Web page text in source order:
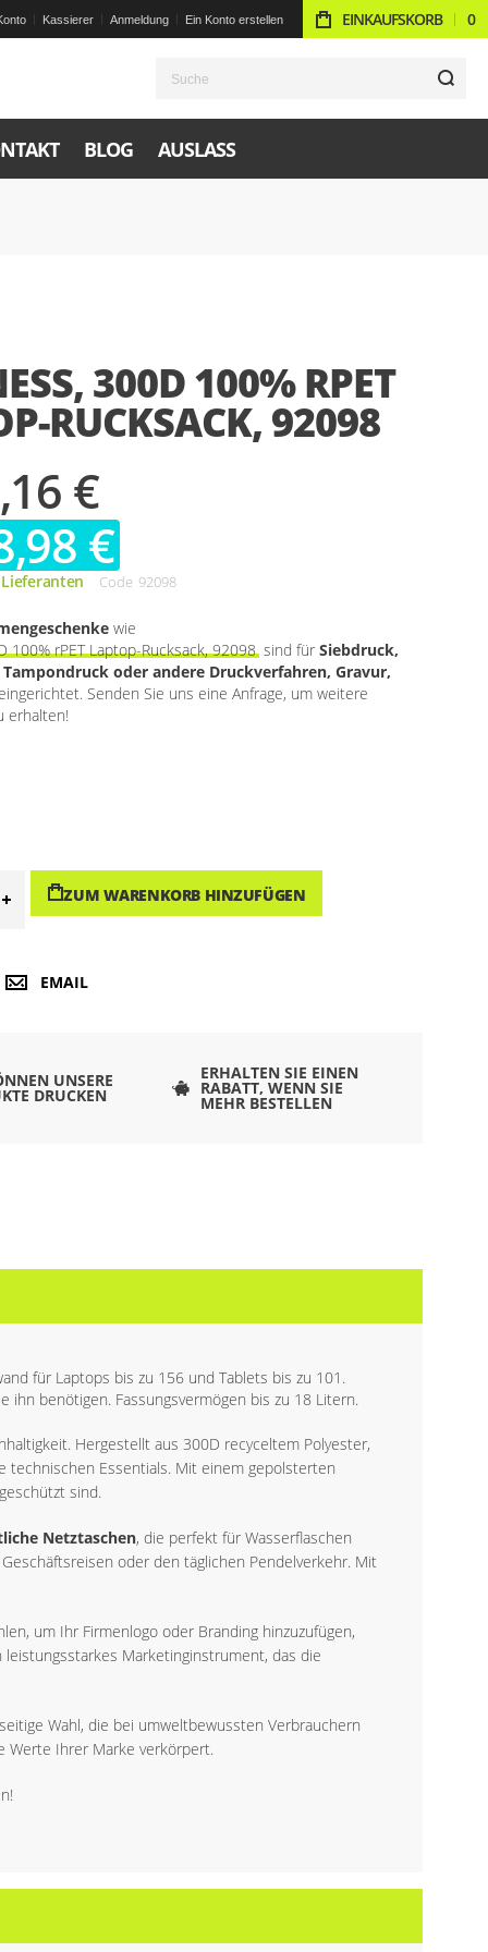
Kassierer Anmeldung Ein Konto erstellen EINKAUFSKORB 0
BLOG AUSLASS
300D 100% RPET
RUCKSACK, 92098
€
€
Code 92098
wie
100% rPET Laptop-Rucksack, 92098 sind fürSiebdruck,
oder andere Druckverfahren, Gravur,
Senden Sie uns eine Anfrage, um weitere
erhalten!
ZUM WARENKORB HINZUFÜGEN
EMAIL
UNSERE
DRUCKEN
ERHALTEN SIE EINEN
RABATT, WENN SIE
MEHR BESTELLEN
für Laptops bis zu 156 und Tablets bis zu 101.
ihn benötigen. Fassungsvermögen bis zu 18 Litern.
Hergestellt aus 300D recyceltem Polyester,
technischen Essentials. Mit einem gepolsterten
sind.
Netztaschen, die perfekt für Wasserflaschen
oder den täglichen Pendelverkehr. Mit
um Ihr Firmenlogo oder Branding hinzuzufügen,
Marketinginstrument, das die
Wahl, die bei umweltbewussten Verbrauchern
Werte Ihrer Marke verkörpert.